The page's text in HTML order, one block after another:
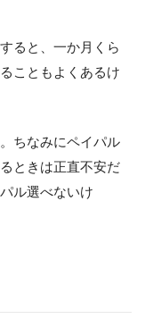
ると、一か月くら
こともよくあるけ
ちなみにペイパル
ときは正直不安だ
ル選べないけ